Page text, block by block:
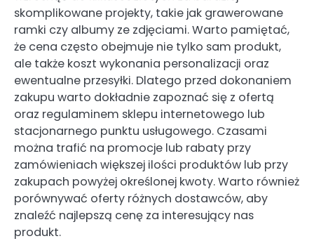
skomplikowane projekty, takie jak grawerowane
ramki czy albumy ze zdjęciami. Warto pamiętać,
że cena często obejmuje nie tylko sam produkt,
ale także koszt wykonania personalizacji oraz
ewentualne przesyłki. Dlatego przed dokonaniem
zakupu warto dokładnie zapoznać się z ofertą
oraz regulaminem sklepu internetowego lub
stacjonarnego punktu usługowego. Czasami
można trafić na promocje lub rabaty przy
zamówieniach większej ilości produktów lub przy
zakupach powyżej określonej kwoty. Warto również
porównywać oferty różnych dostawców, aby
znaleźć najlepszą cenę za interesujący nas
produkt.